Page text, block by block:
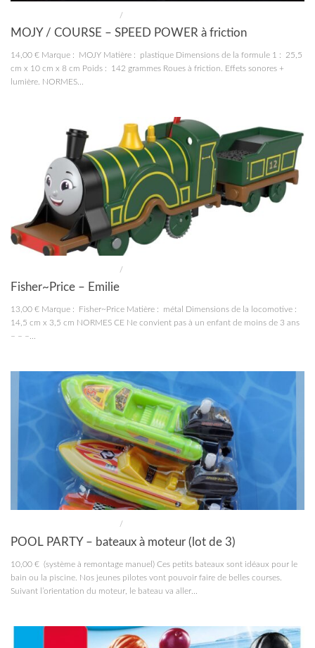
/
MOJY / COURSE – SPEED POWER à friction
14,00 € Marque : MOJY Matière : plastique Dimensions de la formule 1 : 25,5
cm x 10 cm x 8 cm Poids : 142 grammes Roues à friction. Effets sonores +
lumière. NORMES...
/
Fisher~Price – Emilie
13,00 € Marque : Fisher~Price Matière : métal Dimensions de la locomotive :
14,5 cm x 3,5 cm NORMES CE Ne convient pas à un enfant de moins de 3 ans
– – –...
/
POOL PARTY – bateaux à moteur (lot de 3)
10,00 € (système à remontage manuel) Ces petits bateaux sont idéaux pour le
bain ou la piscine. Nos jeunes pilotes vont pouvoir faire de belles courses.
Suivant l’orientation du moteur, le bateau va aller...